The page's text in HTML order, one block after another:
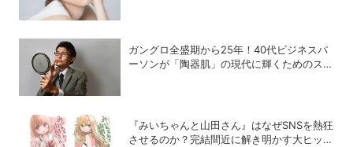
ガングロ全盛期から25年！40代ビジネスパ
ーソンが「陶器肌」の現代に輝くためのスキ
『みいちゃんと山田さん』はなぜSNSを熱狂
させるのか？完結間近に解き明かす大ヒット